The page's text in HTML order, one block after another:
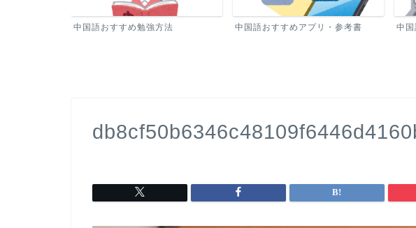
中国語おすすめ勉強方法 中国語おすすめアプリ・参考書 中